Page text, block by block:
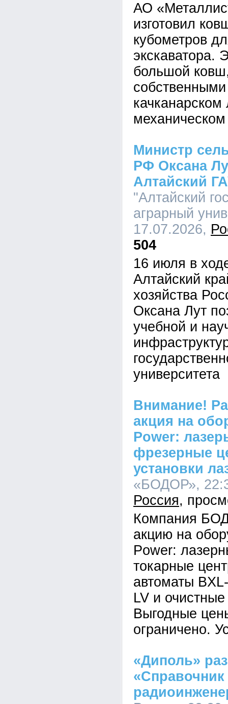
АО
изготовил
кубометров
экскаватора.
большой
качканарском
Министр
РФ Оксана
Алтайский
"Алтайский
аграрный
17.07.2026,
504
16 июля в
Алтайский
хозяйства
Оксана Лут
учебной и
университета
Внимание!
акция на
Power:
фрезерные
установки
«БОДОР»,
Россия
Компания
акцию на
Power:
токарные
автоматы
LV и
Выгодные
ограничено.
«Диполь»
«Справочник